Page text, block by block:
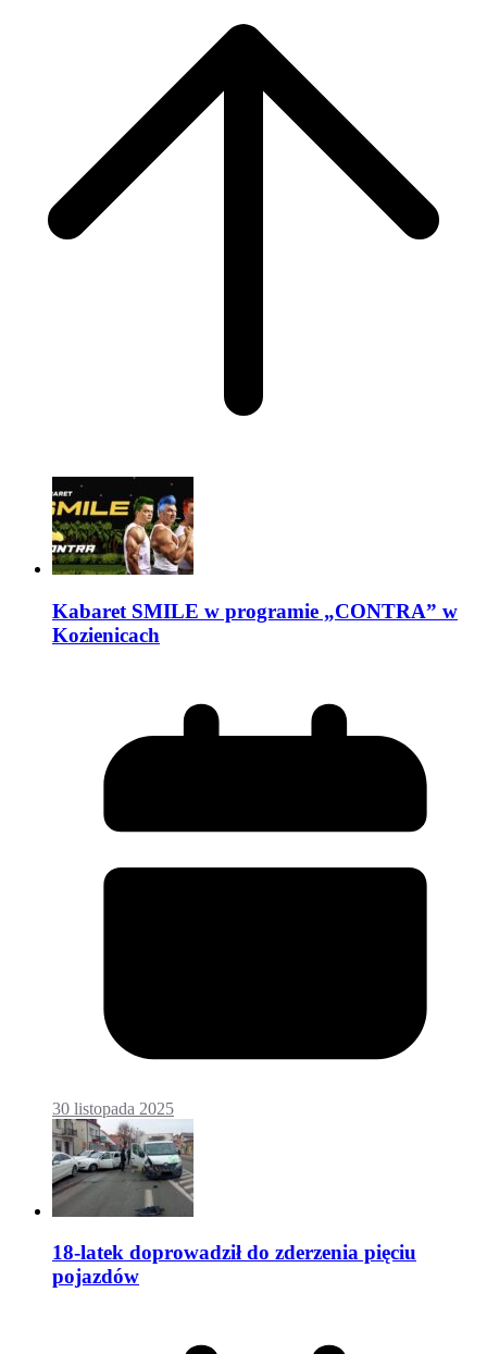
Kabaret SMILE w programie „CONTRA” w
Kozienicach
30 listopada 2025
18-latek doprowadził do zderzenia pięciu
pojazdów